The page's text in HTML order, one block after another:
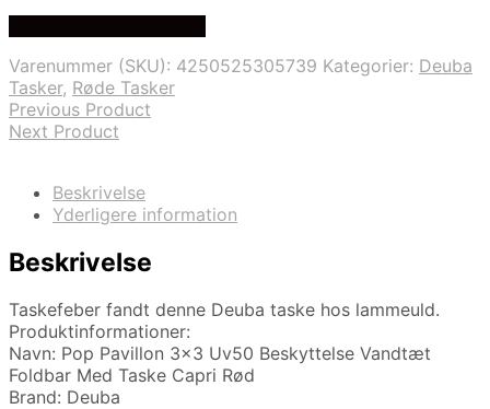
Varenummer (SKU): 4250525305739 Kategorier: Deuba
Tasker, Røde Tasker
Previous Product
Next Product
Beskrivelse
Yderligere information
Beskrivelse
Taskefeber fandt denne Deuba taske hos lammeuld.
Produktinformationer:
Navn: Pop Pavillon 3×3 Uv50 Beskyttelse Vandtæt
Foldbar Med Taske Capri Rød
Brand: Deuba